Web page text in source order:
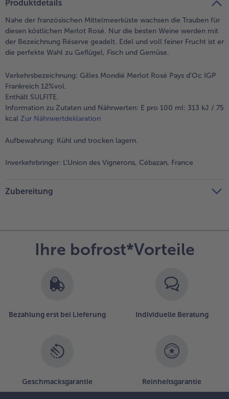
- 5 € beim Kauf von 7 Schlemmermenüs nach Wahl
Produktdetails
Nahe der französischen Mittelmeerküste wachsen die Trauben für
diesen köstlichen Merlot Rosé. Nur die besten Weine werden mit
der Bezeichnung Réserve geadelt. Edel und voll feiner Frucht ist er
die perfekte Wahl zu Geflügel, Fisch und Gemüse.
Verkehrsbezeichnung: Gilles Mondié Merlot Rosé Pays d’Oc IGP
Frankreich 12%vol.
Enthält SULFITE.
Information zu Zutaten und Nährwerten: E pro 100 ml: 313 kJ / 75
kcal Zur Nährwertdeklaration
Aufbewahrung: Kühl und trocken lagern.
Inverkehrbringer: L'Union des Vignerons, Cébazan, France
Zubereitung
Ihre bofrost*Vorteile
Bezahlung erst bei Lieferung Individuelle Beratung
Geschmacksgarantie Reinheitsgarantie